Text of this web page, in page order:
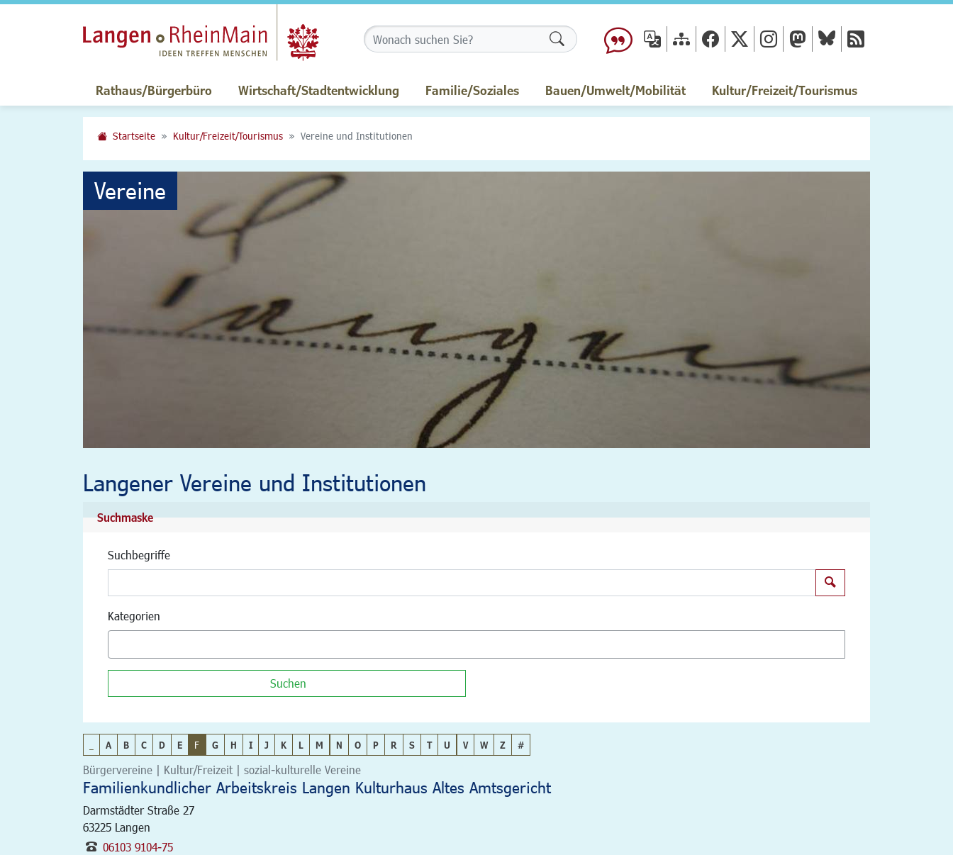
Formularschaltfläche
Rathaus/Bürgerbüro Wirtschaft/Stadtentwicklung Familie/Soziales Bauen/Umwelt/Mobilität Kultur/Freizeit/Tourismus
Startseite Kultur/Freizeit/Tourismus Vereine und Institutionen
Vereine
Langener Vereine und Institutionen
Suchmaske
Suchbegriffe
Kategorien
Suchen
A B C D E F G H I J K L M N O P R S T U V W Z #
Bürgervereine | Kultur/Freizeit | sozial-kulturelle Vereine
Familienkundlicher Arbeitskreis Langen Kulturhaus Altes Amtsgericht
Darmstädter Straße 27
63225 Langen
06103 9104-75